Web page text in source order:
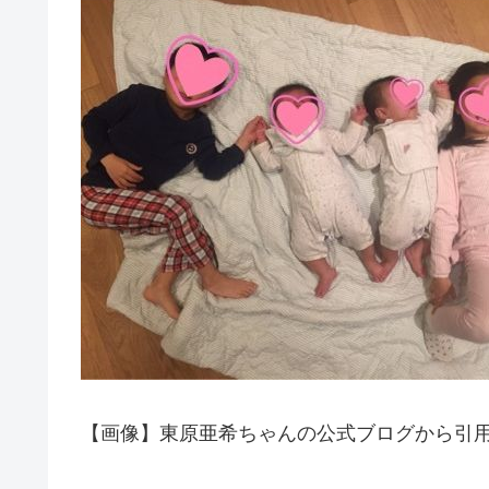
【画像】東原亜希ちゃんの公式ブログから引